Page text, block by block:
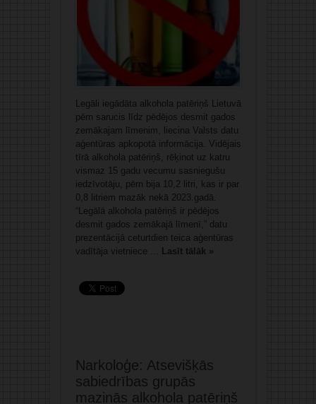
Legāli iegādāta alkohola patēriņš Lietuvā
pērn sarucis līdz pēdējos desmit gados
zemākajam līmenim, liecina Valsts datu
aģentūras apkopotā informācija. Vidējais
tīrā alkohola patēriņš, rēķinot uz katru
vismaz 15 gadu vecumu sasniegušu
iedzīvotāju, pērn bija 10,2 litri, kas ir par
0,8 litriem mazāk nekā 2023.gadā.
“Legālā alkohola patēriņš ir pēdējos
desmit gados zemākajā līmenī,” datu
prezentācijā ceturtdien teica aģentūras
vadītāja vietniece ... Lasīt tālāk »
Narkoloģe: Atsevišķās
sabiedrības grupās
mazinās alkohola patēriņš